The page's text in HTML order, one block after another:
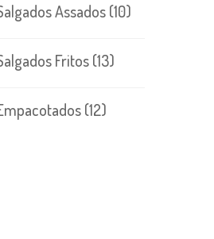
Assados(10)
Fritos(13)
(12)